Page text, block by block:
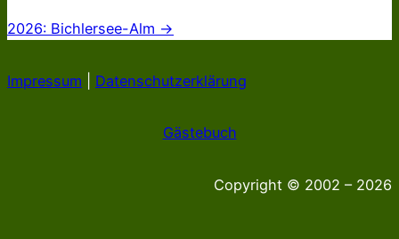
2026: Bichlersee-Alm →
Impressum Datenschutzerklärung
Gästebuch
Copyright © 2002 – 2026